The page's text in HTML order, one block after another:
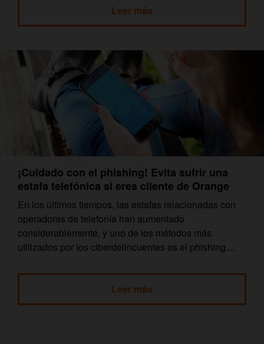
Leer más
¡Cuidado con el phishing! Evita sufrir una
estafa telefónica si eres cliente de Orange
En los últimos tiempos, las estafas relacionadas con
operadoras de telefonía han aumentado
considerablemente, y uno de los métodos más
utilizados por los ciberdelincuentes es el phishing....
Leer más